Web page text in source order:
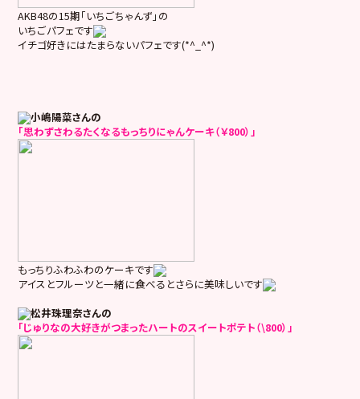
AKB48の15期「いちごちゃんず」の
いちごパフェです
イチゴ好きにはたまらないパフェです(*^_^*)
小嶋陽菜さんの
「思わずさわるたくなるもっちりにゃんケーキ（￥800）」
もっちりふわふわのケーキです
アイスとフルーツと一緒に食べるとさらに美味しいです
松井珠理奈さんの
「じゅりなの大好きがつまったハートのスイートポテト（\800）」